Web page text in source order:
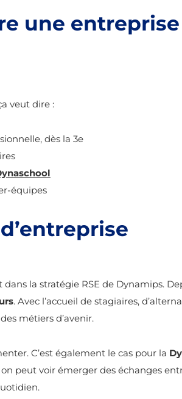
une
veut dire :
dès la 3e
équipes
la stratégie RSE de Dynamips.
. Avec l’accueil de stagiaires,
métiers d’avenir.
C’est également le cas pour la
on peut voir émerger des échanges